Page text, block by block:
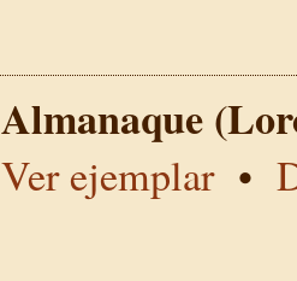
Almanaque
Ver ejemplar•